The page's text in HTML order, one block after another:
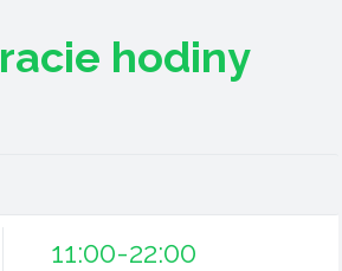
hodiny
11:00-22:00